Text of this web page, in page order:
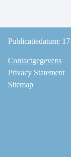
Publicatiedatum:
Contactgegevens
Privacy Statement
Sitemap